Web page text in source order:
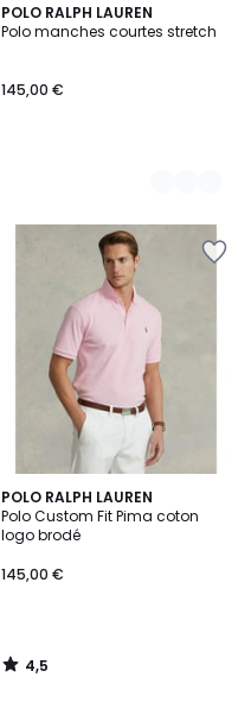
POLO RALPH LAUREN
Polo manches courtes stretch
145,00 €
2
Couleurs
POLO RALPH LAUREN
Polo Custom Fit Pima coton
logo brodé
145,00 €
4,5
/ 5
4,5
/